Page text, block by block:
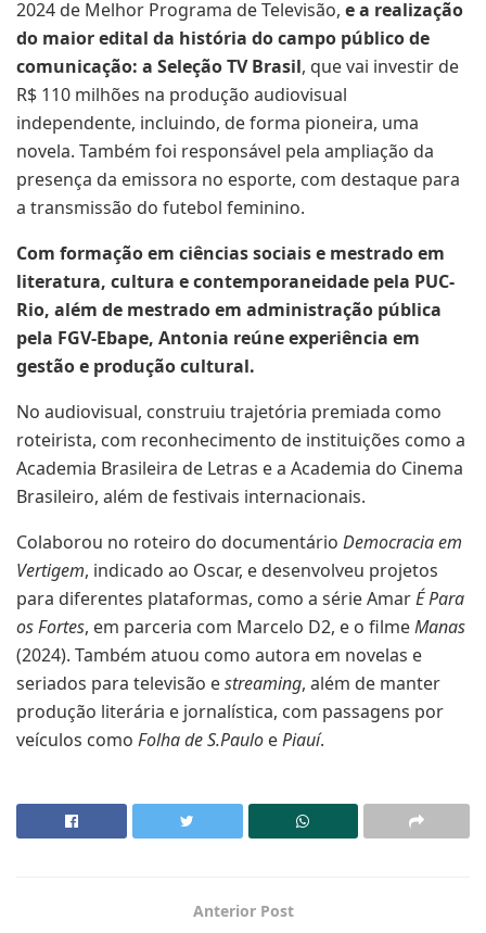
2024 de Melhor Programa de Televisão, e a realização
do maior edital da história do campo público de
comunicação: a Seleção TV Brasil, que vai investir de
R$ 110 milhões na produção audiovisual
independente, incluindo, de forma pioneira, uma
novela. Também foi responsável pela ampliação da
presença da emissora no esporte, com destaque para
a transmissão do futebol feminino.
Com formação em ciências sociais e mestrado em
literatura, cultura e contemporaneidade pela PUC-
Rio, além de mestrado em administração pública
pela FGV-Ebape, Antonia reúne experiência em
gestão e produção cultural.
No audiovisual, construiu trajetória premiada como
roteirista, com reconhecimento de instituições como a
Academia Brasileira de Letras e a Academia do Cinema
Brasileiro, além de festivais internacionais.
Colaborou no roteiro do documentário Democracia em
Vertigem, indicado ao Oscar, e desenvolveu projetos
para diferentes plataformas, como a série AmarÉ Para
os Fortes, em parceria com Marcelo D2, e o filmeManas
(2024). Também atuou como autora em novelas e
seriados para televisão estreaming, além de manter
produção literária e jornalística, com passagens por
veículos como Folha de S.Paulo ePiauí.
Anterior Post